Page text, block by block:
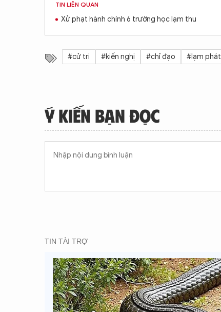
TIN LIÊN QUAN
Xử phạt hành chính 6 trường học lạm thu
#cử tri #kiến nghị #chỉ đạo #lạm phát
Ý KIẾN BẠN ĐỌC